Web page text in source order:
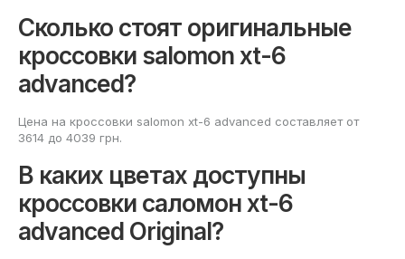
Сколько стоят оригинальные
кроссовки salomon xt-6
advanced?
Цена на кроссовки salomon xt-6 advanced составляет от
3614 до 4039 грн.
В каких цветах доступны
кроссовки саломон xt-6
advanced Original?